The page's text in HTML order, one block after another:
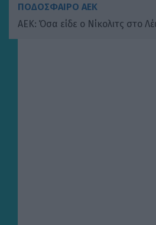
ΠΟΔΟΣΦΑΙΡΟ ΑΕΚ
ΑΕΚ: Όσα είδε ο Νίκολιτς στο